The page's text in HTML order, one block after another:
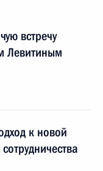
встречу
Левитиным
к новой